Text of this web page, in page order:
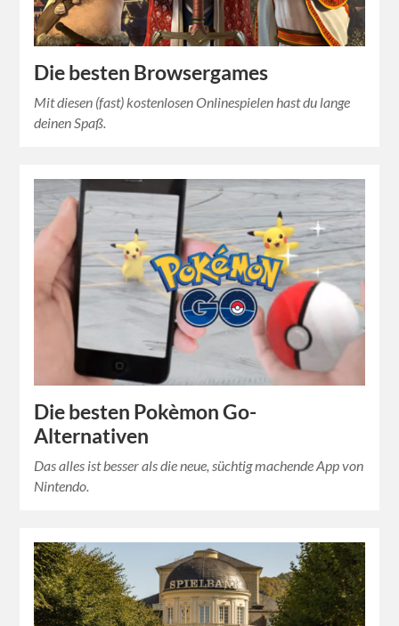
Die besten Browsergames
Mit diesen (fast) kostenlosen Onlinespielen hast du lange
deinen Spaß.
Die besten Pokèmon Go-
Alternativen
Das alles ist besser als die neue, süchtig machende App von
Nintendo.